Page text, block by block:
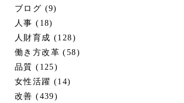
ブログ (9)
人事 (18)
人財育成 (128)
働き方改革 (58)
品質 (125)
女性活躍 (14)
改善 (439)